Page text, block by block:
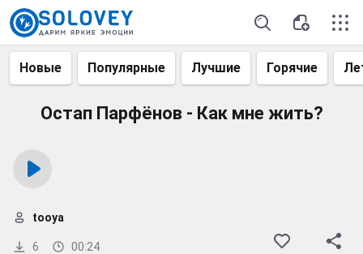
Новые Популярные Лучшие Горячие
Остап Парфёнов - Как мне жить?
6 00:24
tooya